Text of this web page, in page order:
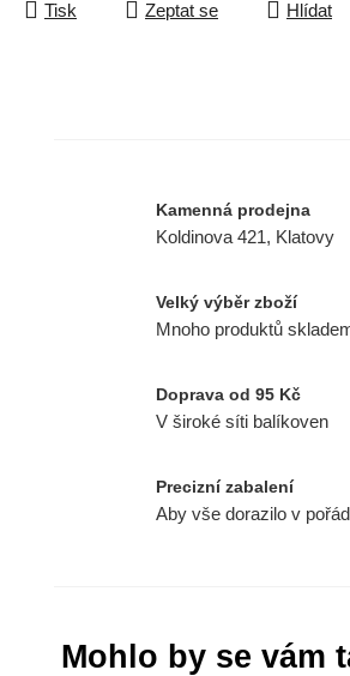
Tisk Zeptat se Hlídat
Kamenná prodejna
Koldinova 421, Klatovy
Velký výběr zboží
Mnoho produktů
Doprava od 95 Kč
V široké síti balíkoven
Precizní zabalení
Aby vše dorazilo v
Mohlo by se vám